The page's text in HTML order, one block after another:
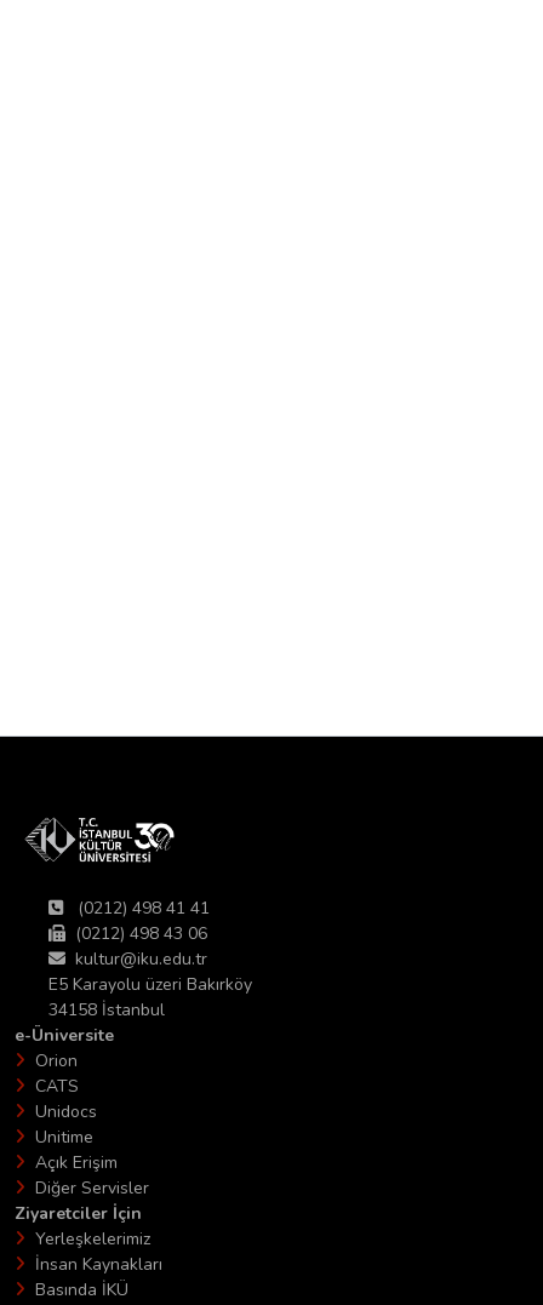
(0212) 498 41 41
(0212) 498 43 06
kultur@iku.edu.tr
E5 Karayolu üzeri Bakırköy
34158 İstanbul
e-Üniversite
Orion
CATS
Unidocs
Unitime
Açık Erişim
Diğer Servisler
Ziyaretciler İçin
Yerleşkelerimiz
İnsan Kaynakları
Basında İKÜ